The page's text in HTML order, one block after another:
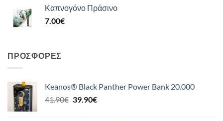
Καπνογόνο Πράσινο
7.00€
ΠΡΟΣΦΟΡΈΣ
Keanos® Black Panther Power Bank 20.000
41.90€ Original
39.90€Η